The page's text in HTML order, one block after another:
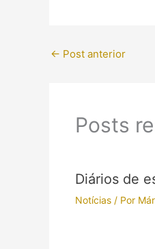
← Post anterior
Posts
Diários de
Notícias/ Por